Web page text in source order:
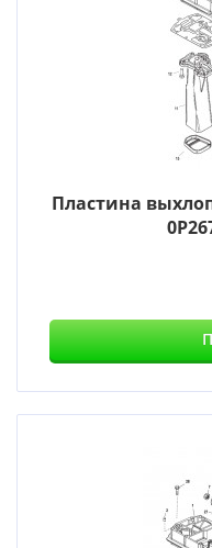
Пластина